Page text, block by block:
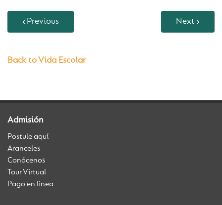
Previous Next
Back to Vida Escolar
Admisión
Postule aquí
Aranceles
Conócenos
Tour Virtual
Pago en línea